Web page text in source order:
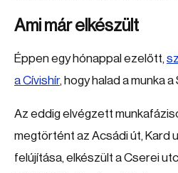
Ami már elkészült
Éppen egy hónappal ezelőtt,
a Cívishír, hogy halad a munka
Az eddig elvégzett
megtörtént az Acsádi út, Kard
felújítása, elkészült a Cserei